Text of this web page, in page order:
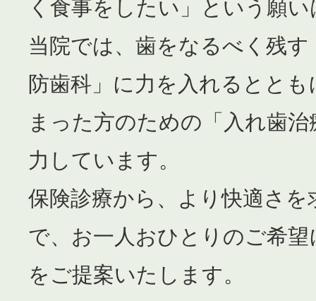
く食事をしたい」という願
当院では、歯をなるべく残
防歯科」に力を入れるとと
まった方のための「入れ歯
力しています。
保険診療から、より快適さを
で、お一人おひとりのご希
をご提案いたします。